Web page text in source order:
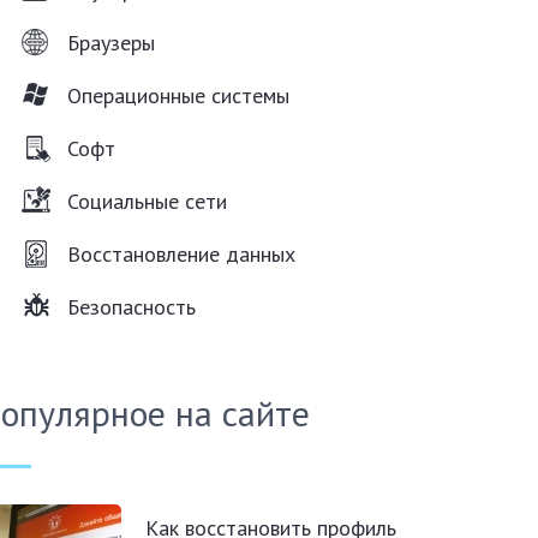
Браузеры
Операционные системы
Софт
Социальные сети
Восстановление данных
Безопасность
на сайте
Как восстановить профиль